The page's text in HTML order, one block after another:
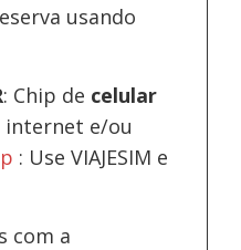
usando
: Chip de celular
internet e/ou
: Use VIAJESIM e
com a